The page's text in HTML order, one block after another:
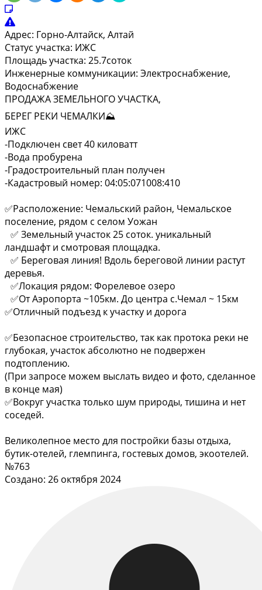
Адрес: Горно-Алтайск, Алтай
Статус участка: ИЖС
Площадь участка: 25.7соток
Инженерные коммуникации: Электроснабжение,
Водоснабжение
ПРОДАЖА ЗЕМЕЛЬНОГО УЧАСТКА,
БЕРЕГ РЕКИ ЧЕМАЛКИ⛰️
ИЖС
-Подключен свет 40 киловатт
-Вода пробурена
-Градостроительный план получен
-Кадастровый номер: 04:05:071008:410
✅Расположение: Чемальский район, Чемальское
поселение, рядом с селом Уожан
✅ Земельный участок 25 соток. уникальный
ландшафт и смотровая площадка.
✅ Береговая линия! Вдоль береговой линии растут
деревья.
✅Локация рядом: Форелевое озеро
✅От Аэропорта ~105км. До центра с.Чемал ~ 15км
✅Отличный подъезд к участку и дорога
✅Безопасное строительство, так как протока реки не
глубокая, участок абсолютно не подвержен
подтоплению.
(При запросе можем выслать видео и фото, сделанное
в конце мая)
✅Вокруг участка только шум природы, тишина и нет
соседей.
Великолепное место для постройки базы отдыха,
бутик-отелей, глемпинга, гостевых домов, экоотелей.
№763
Создано: 26 октября 2024